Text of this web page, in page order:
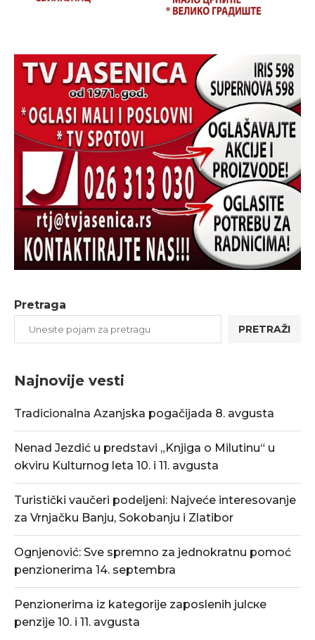
Pretraga
PRETRAŽI
Najnovije vesti
Tradicionalna Azanjska pogačijada 8. avgusta
Nenad Jezdić u predstavi „Knjiga o Milutinu“ u
okviru Kulturnog leta 10. i 11. avgusta
Turistički vaučeri podeljeni: Najveće interesovanje
za Vrnjačku Banju, Sokobanju i Zlatibor
Ognjenović: Sve spremno za jednokratnu pomoć
penzionerima 14. septembra
Penzionerima iz kategorije zaposlenih julске
penzije 10. i 11. avgusta